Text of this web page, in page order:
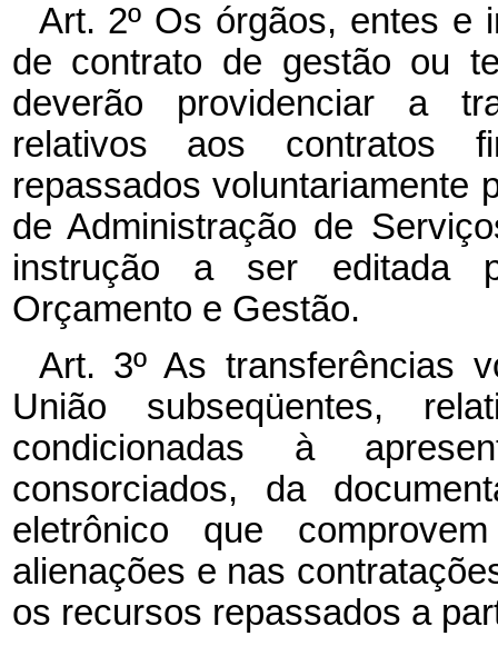
Art. 2º Os órgãos, entes e
de contrato de gestão ou
deverão providenciar a
relativos aos contratos
repassados voluntariamente
de Administração de
instrução a ser editada
Orçamento e Gestão.
Art. 3º As transferências
União subseqüentes,
condicionadas à
consorciados, da
eletrônico que
alienações e nas
os recursos repassados a